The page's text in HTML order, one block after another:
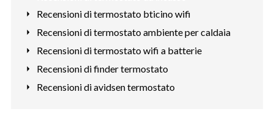
Recensioni di termostato bticino wifi
Recensioni di termostato ambiente per caldaia
Recensioni di termostato wifi a batterie
Recensioni di finder termostato
Recensioni di avidsen termostato